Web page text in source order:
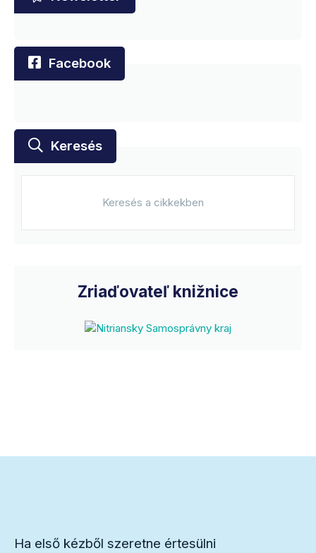
Facebook
Keresés
Zriaďovateľ knižnice
Ha első kézből szeretne értesülni